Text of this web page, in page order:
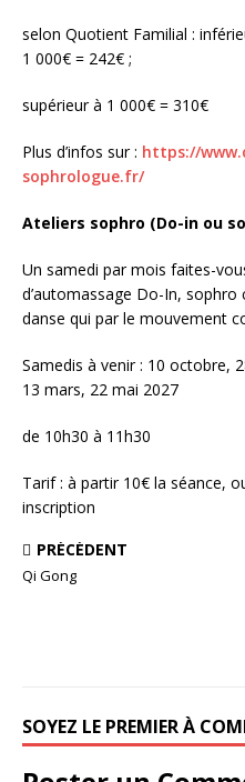
selon Quotient Familial :
1 000€ = 242€ ;
supérieur à 1 000€ = 310€
Plus d’infos sur : https://
sophrologue.fr/
Ateliers sophro (Do-in ou
Un samedi par mois faites-
d’automassage Do-In, sophro
danse qui par le mouvement
Samedis à venir : 10 octobre,
13 mars, 22 mai 2027
de 10h30 à 11h30
Tarif : à partir 10€ la séance,
inscription
PRÉCÉDENT
Qi Gong
SOYEZ LE PREMIER À